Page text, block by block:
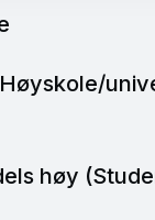
høy